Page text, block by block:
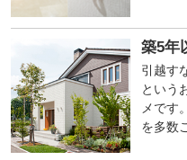
築5年
引越す
という
メです
を多数